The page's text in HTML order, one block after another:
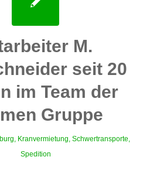
M.
seit 20
im Team der
Gruppe
Kranvermietung Schwertransporte
Spedition